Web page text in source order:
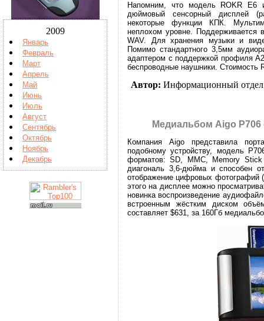
2009
Январь
Февраль
Март
Апрель
Май
Июнь
Июль
Август
Сентябрь
Октябрь
Ноябрь
Декабрь
Напомним, что модель ROKR E6
дюймовый сенсорный дисплей
некоторые функции КПК.
неплохом уровне. Поддерживается
WAV. Для хранения музыки и
Помимо стандартного 3,5мм
адаптером с поддержкой профиля
беспроводные наушники. Стоимость
Автор: Информационный отдел
Медиальбом Aigo P706
Компания Aigo представила
подобному устройству, модель
форматов: SD, MMC, Memory
диагональ 3,6-дюйма и способен
отображение цифровых
этого на дисплее можно
новинка воспроизведение
встроенным жёстким диском
составляет $631, за 160Гб